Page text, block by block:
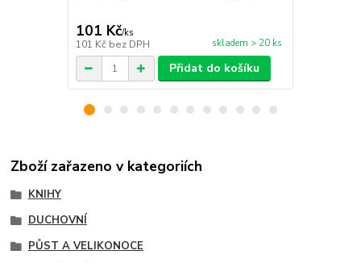
101 Kč/ks
101 Kč bez DPH skladem > 20 ks
Přidat do košíku
Zboží zařazeno v kategoriích
KNIHY
DUCHOVNÍ
PŮST A VELIKONOCE